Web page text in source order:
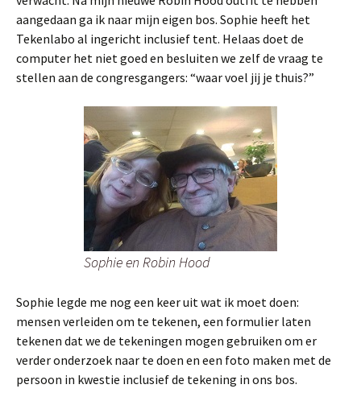
aangedaan ga ik naar mijn eigen bos. Sophie heeft het
Tekenlabo al ingericht inclusief tent. Helaas doet de
computer het niet goed en besluiten we zelf de vraag te
stellen aan de congresgangers: “waar voel jij je thuis?”
Sophie en Robin Hood
Sophie legde me nog een keer uit wat ik moet doen:
mensen verleiden om te tekenen, een formulier laten
tekenen dat we de tekeningen mogen gebruiken om er
verder onderzoek naar te doen en een foto maken met de
persoon in kwestie inclusief de tekening in ons bos.